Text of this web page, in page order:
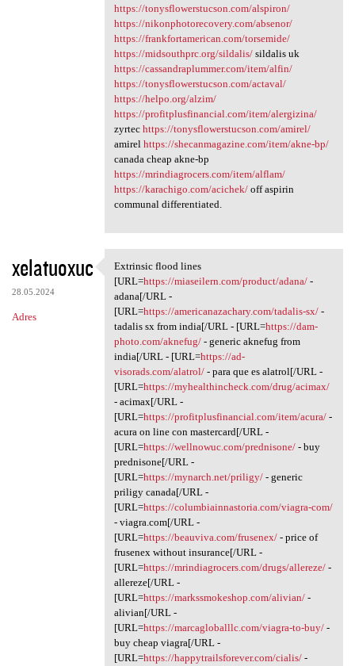
https://tonysflowerstucson.com/alspiron/
https://nikonphotorecovery.com/absenor/
https://frankfortamerican.com/torsemide/
https://midsouthprc.org/sildalis/sildalis uk
https://cassandraplummer.com/item/alfin/
https://tonysflowerstucson.com/actaval/
https://helpo.org/alzim/
https://profitplusfinancial.com/item/alergizina/
zyrtec https://tonysflowerstucson.com/amirel/
amirel https://shecanmagazine.com/item/akne-bp/
canada cheap akne-bp
https://mrindiagrocers.com/item/alflam/
https://karachigo.com/acichek/off aspirin
communal differentiated.
xelatuoxuc
28.05.2024
Adres
Extrinsic flood lines [URL
Extrinsic flood lines
[URL=https://miaseilern.com/product/adana/-
adana[/URL -
[URL=https://americanazachary.com/tadalis-sx/-
tadalis sx from india[/URL - [URL=https://dam-
photo.com/aknefug/- generic aknefug from
india[/URL - [URL=https://ad-
visorads.com/alatrol/- para que es alatrol[/URL -
[URL=https://myhealthincheck.com/drug/acimax/
- acimax[/URL -
[URL=https://profitplusfinancial.com/item/acura/-
acura on line con mastercard[/URL -
[URL=https://wellnowuc.com/prednisone/- buy
prednisone[/URL -
[URL=https://mynarch.net/priligy/- generic
priligy canada[/URL -
[URL=https://columbiainnastoria.com/viagra-com/
- viagra.com[/URL -
[URL=https://beauviva.com/frusenex/- price of
frusenex without insurance[/URL -
[URL=https://mrindiagrocers.com/drugs/allereze/-
allereze[/URL -
[URL=https://markssmokeshop.com/alivian/-
alivian[/URL -
[URL=https://marcagloballlc.com/viagra-to-buy/-
buy cheap viagra[/URL -
[URL=https://happytrailsforever.com/cialis/-